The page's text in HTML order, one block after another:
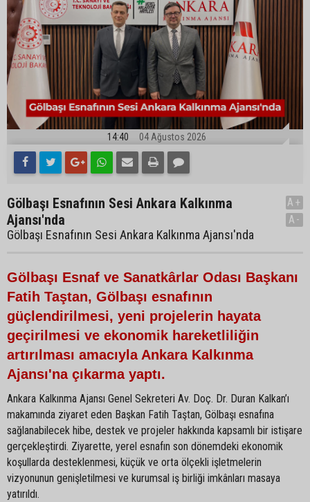
14:40 04 Ağustos 2026
Gölbaşı Esnafının Sesi Ankara Kalkınma
Ajansı'nda
Gölbaşı Esnafının Sesi Ankara Kalkınma Ajansı'nda
A+
A-
Gölbaşı Esnaf ve Sanatkârlar Odası Başkanı
Fatih Taştan, Gölbaşı esnafının
güçlendirilmesi, yeni projelerin hayata
geçirilmesi ve ekonomik hareketliliğin
artırılması amacıyla Ankara Kalkınma
Ajansı'na çıkarma yaptı.
Ankara Kalkınma Ajansı Genel Sekreteri Av. Doç. Dr. Duran Kalkan’ı
makamında ziyaret eden Başkan Fatih Taştan, Gölbaşı esnafına
sağlanabilecek hibe, destek ve projeler hakkında kapsamlı bir istişare
gerçekleştirdi. Ziyarette, yerel esnafın son dönemdeki ekonomik
koşullarda desteklenmesi, küçük ve orta ölçekli işletmelerin
vizyonunun genişletilmesi ve kurumsal iş birliği imkânları masaya
yatırıldı.